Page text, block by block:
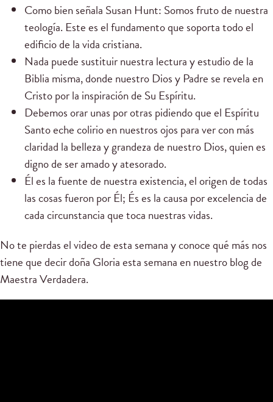
Como bien señala Susan Hunt: Somos fruto de nuestra
teología. Este es el fundamento que soporta todo el
edificio de la vida cristiana.
Nada puede sustituir nuestra lectura y estudio de la
Biblia misma, donde nuestro Dios y Padre se revela en
Cristo por la inspiración de Su Espíritu.
Debemos orar unas por otras pidiendo que el Espíritu
Santo eche colirio en nuestros ojos para ver con más
claridad la belleza y grandeza de nuestro Dios, quien es
digno de ser amado y atesorado.
Él es la fuente de nuestra existencia, el origen de todas
las cosas fueron por Él; És es la causa por excelencia de
cada circunstancia que toca nuestras vidas.
No te pierdas el video de esta semana y conoce qué más nos
tiene que decir doña Gloria esta semana en nuestro blog de
Maestra Verdadera.